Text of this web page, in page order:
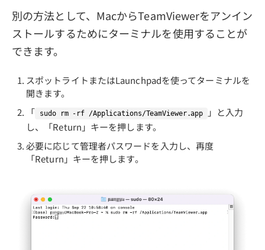
別の方法として、MacからTeamViewerをアンイン
ストールするためにターミナルを使用することが
できます。
スポットライトまたはLaunchpadを使ってターミナルを
開きます。
「
sudo rm -rf /Applications/TeamViewer.app
」と入力
し、「Return」キーを押します。
必要に応じて管理者パスワードを入力し、再度
「Return」キーを押します。